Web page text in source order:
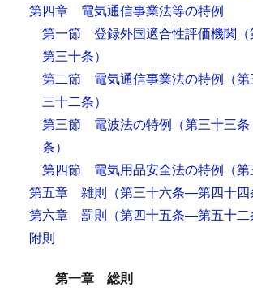
第四章 電気通信事業法等の特例
第一節 登録外国適合性評価機関
第三十条）
第二節 電気通信事業法の特例 （
三十二条）
第三節 電波法の特例 （第三十三
条）
第四節 電気用品安全法の特例 （
第五章 雑則 （第三十六条―第四十四
第六章 罰則 （第四十五条―第五十二
附則
第一章 総則